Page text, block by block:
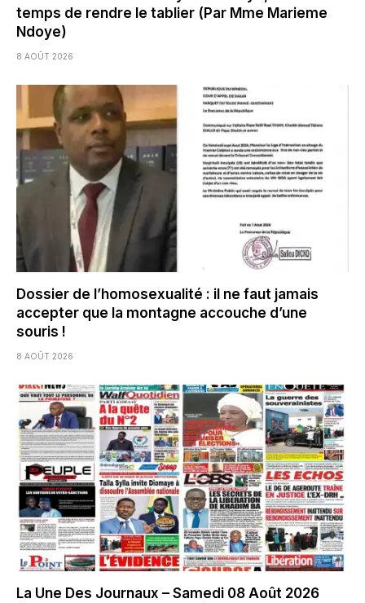
temps de rendre le tablier (Par Mme Marieme
Ndoye)
8 AOÛT 2026
Dossier de l’homosexualité : il ne faut jamais
accepter que la montagne accouche d’une
souris !
8 AOÛT 2026
La Une Des Journaux – Samedi 08 Août 2026